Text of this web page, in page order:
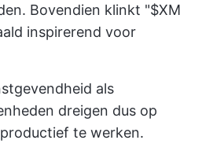
Bovendien klinkt "$XM
inspirerend voor
als
dreigen dus op
te werken.